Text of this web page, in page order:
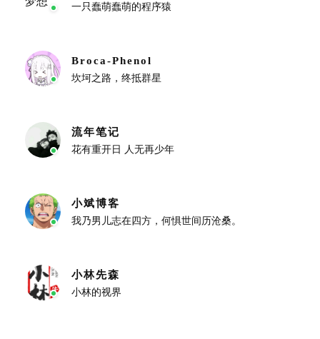
一只蠢萌蠢萌的程序猿
Broca-Phenol
坎坷之路，终抵群星
流年笔记
花有重开日 人无再少年
小斌博客
我乃男儿志在四方，何惧世间历沧桑。
小林先森
小林的视界